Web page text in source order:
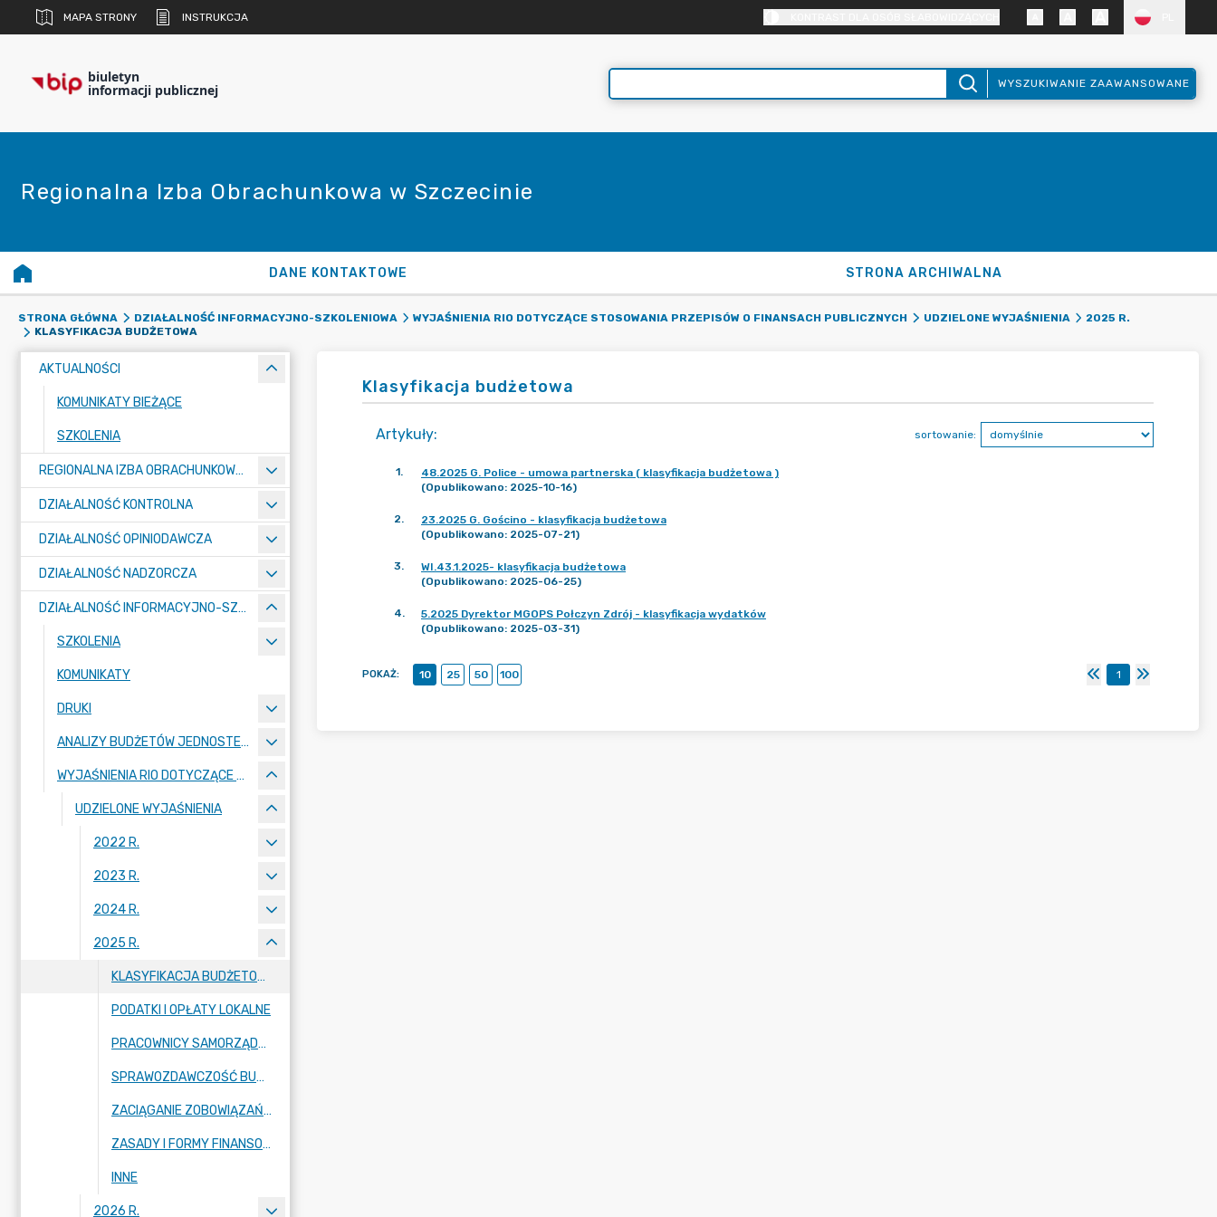
MAPA STRONY INSTRUKCJA
biuletyn
informacji publicznej WYSZUKIWANIE ZAAWANSOWANE
Regionalna Izba Obrachunkowa w Szczecinie
DANE KONTAKTOWE STRONA ARCHIWALNA
STRONA GŁÓWNA DZIAŁALNOŚĆ INFORMACYJNO-SZKOLENIOWA WYJAŚNIENIA RIO DOTYCZĄCE STOSOWANIA PRZEPISÓW O FINANSACH PUBLICZNYCH UDZIELONE WYJAŚNIENIA
2025 R.
KLASYFIKACJA BUDŻETOWA
AKTUALNOŚCI
KOMUNIKATY BIEŻĄCE
SZKOLENIA
REGIONALNA IZBA OBRACHUNKOWA W SZCZECINIE
DZIAŁALNOŚĆ KONTROLNA
DZIAŁALNOŚĆ OPINIODAWCZA
DZIAŁALNOŚĆ NADZORCZA
DZIAŁALNOŚĆ INFORMACYJNO-SZKOLENIOWA
SZKOLENIA
KOMUNIKATY
DRUKI
ANALIZY BUDŻETÓW JEDNOSTEK SAMORZĄDU TERYTORIALNEGO
WYJAŚNIENIA RIO DOTYCZĄCE STOSOWANIA PRZEPISÓW O FINANSACH PUBLICZNYCH
UDZIELONE WYJAŚNIENIA
2022 R.
2023 R.
2024 R.
2025 R.
KLASYFIKACJA BUDŻETOWA
PODATKI I OPŁATY LOKALNE
PRACOWNICY SAMORZĄDOWI (WYNAGRODZENIA WÓJTA, DODATKOWE WYNAGRODZENIA ROCZNE ITD.)
SPRAWOZDAWCZOŚĆ BUDŻETOWA
ZACIĄGANIE ZOBOWIĄZAŃ (ZOBOWIĄZANIA FINANSOWE I PODPISYWANIE UMÓW)
ZASADY I FORMY FINANSOWANIA ZADAŃ JST
INNE
2026 R.
Klasyfikacja budżetowa
Artykuły: sortowanie:
1.
48.2025 G. Police - umowa partnerska ( klasyfikacja budżetowa )
(Opublikowano: 2025-10-16)
2.
23.2025 G. Gościno - klasyfikacja budżetowa
(Opublikowano: 2025-07-21)
3.
WI.43.1.2025- klasyfikacja budżetowa
(Opublikowano: 2025-06-25)
4.
5.2025 Dyrektor MGOPS Połczyn Zdrój - klasyfikacja wydatków
(Opublikowano: 2025-03-31)
POKAŻ: 10 25 50 100 1